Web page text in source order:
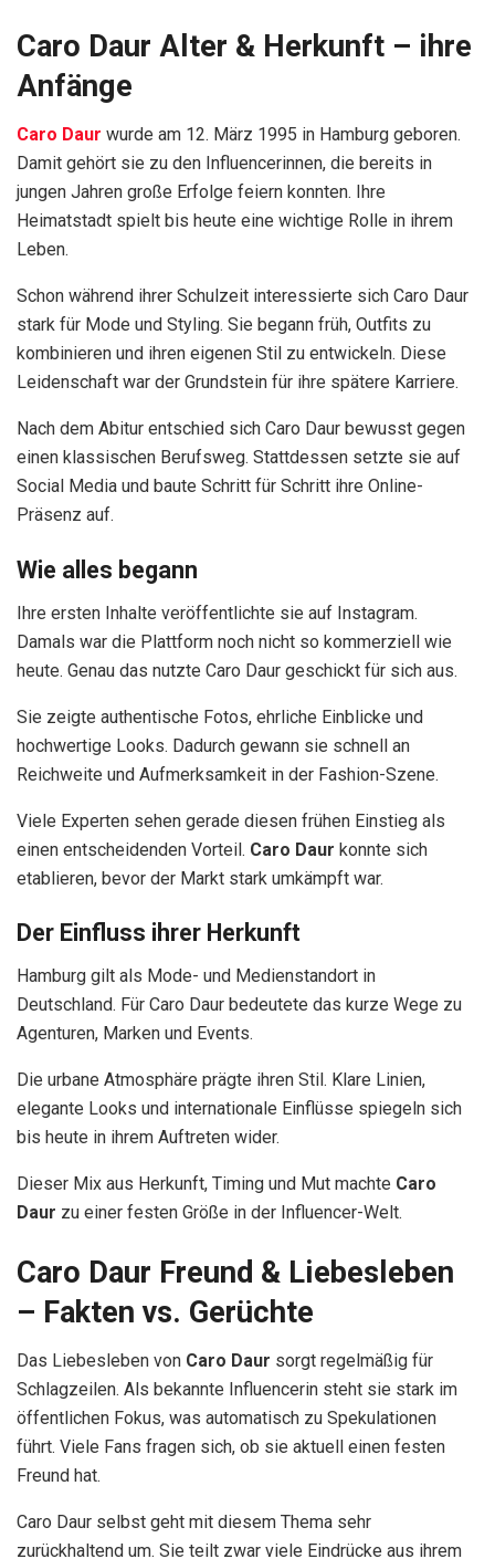
Caro Daur Alter & Herkunft – ihre
Anfänge
Caro Daur wurde am 12. März 1995 in Hamburg geboren.
Damit gehört sie zu den Influencerinnen, die bereits in
jungen Jahren große Erfolge feiern konnten. Ihre
Heimatstadt spielt bis heute eine wichtige Rolle in ihrem
Leben.
Schon während ihrer Schulzeit interessierte sich Caro Daur
stark für Mode und Styling. Sie begann früh, Outfits zu
kombinieren und ihren eigenen Stil zu entwickeln. Diese
Leidenschaft war der Grundstein für ihre spätere Karriere.
Nach dem Abitur entschied sich Caro Daur bewusst gegen
einen klassischen Berufsweg. Stattdessen setzte sie auf
Social Media und baute Schritt für Schritt ihre Online-
Präsenz auf.
Wie alles begann
Ihre ersten Inhalte veröffentlichte sie auf Instagram.
Damals war die Plattform noch nicht so kommerziell wie
heute. Genau das nutzte Caro Daur geschickt für sich aus.
Sie zeigte authentische Fotos, ehrliche Einblicke und
hochwertige Looks. Dadurch gewann sie schnell an
Reichweite und Aufmerksamkeit in der Fashion-Szene.
Viele Experten sehen gerade diesen frühen Einstieg als
einen entscheidenden Vorteil. Caro Daur konnte sich
etablieren, bevor der Markt stark umkämpft war.
Der Einfluss ihrer Herkunft
Hamburg gilt als Mode- und Medienstandort in
Deutschland. Für Caro Daur bedeutete das kurze Wege zu
Agenturen, Marken und Events.
Die urbane Atmosphäre prägte ihren Stil. Klare Linien,
elegante Looks und internationale Einflüsse spiegeln sich
bis heute in ihrem Auftreten wider.
Dieser Mix aus Herkunft, Timing und Mut machte Caro
Daur zu einer festen Größe in der Influencer-Welt.
Caro Daur Freund & Liebesleben
– Fakten vs. Gerüchte
Das Liebesleben von Caro Daur sorgt regelmäßig für
Schlagzeilen. Als bekannte Influencerin steht sie stark im
öffentlichen Fokus, was automatisch zu Spekulationen
führt. Viele Fans fragen sich, ob sie aktuell einen festen
Freund hat.
Caro Daur selbst geht mit diesem Thema sehr
zurückhaltend um. Sie teilt zwar viele Eindrücke aus ihrem